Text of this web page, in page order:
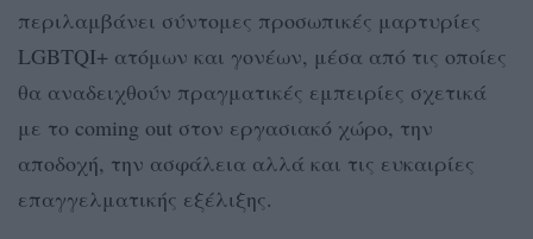
περιλαμβάνει σύντομες προσωπικές μαρτυρίες
LGBTQI+ ατόμων και γονέων, μέσα από τις οποίες
θα αναδειχθούν πραγματικές εμπειρίες σχετικά
με το coming out στον εργασιακό χώρο, την
αποδοχή, την ασφάλεια αλλά και τις ευκαιρίες
επαγγελματικής εξέλιξης.